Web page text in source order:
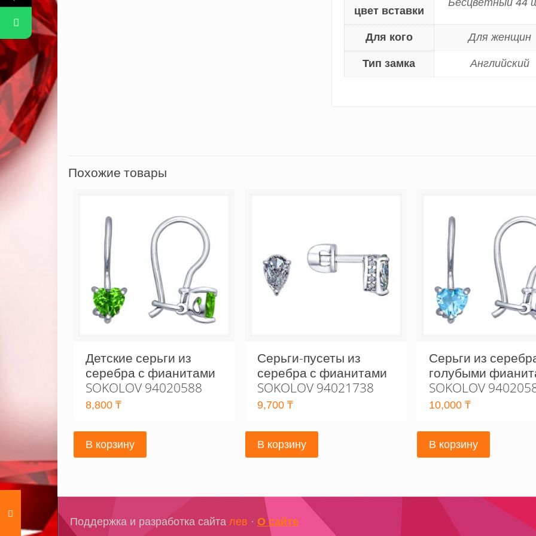
цвет вставки
Бесцветный 44
Для кого Для женщин
Тип замка Английский
Похожие товары
Детские серьги из
серебра с фианитами
SOKOLOV 94020588
8,800 ₸
В корзину
Серьги-пусеты из
серебра с фианитами
SOKOLOV 94021738
9,700 ₸
В корзину
Серьги из
голубыми
SOKOLOV
10,000 ₸
В корзину
Поддержка и разработка сайта лев · О сайте